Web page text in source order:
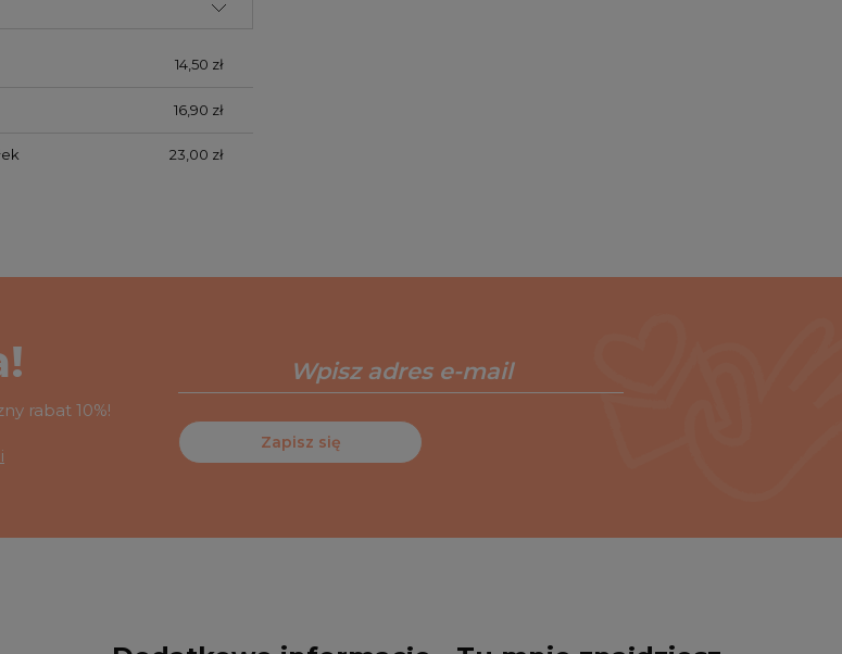
14,50 zł
16,90 zł
23,00 zł
rabat 10%!
Zapisz się